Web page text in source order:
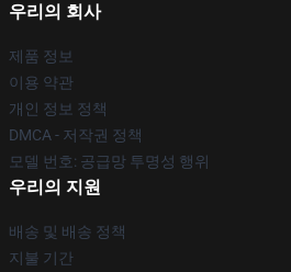
우리의 회사
제품 정보
이용 약관
개인 정보 정책
DMCA - 저작권 정책
모델 번호: 공급망 투명성 행위
우리의 지원
배송 및 배송 정책
지불 기간